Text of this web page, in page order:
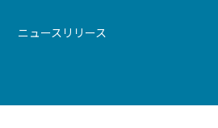
ニュースリリース